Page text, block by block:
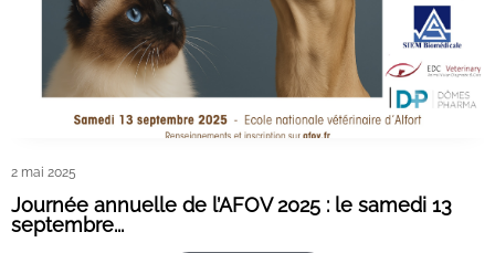
2 mai 2025
Journée annuelle de l’AFOV 2025 : le samedi 13
septembre...